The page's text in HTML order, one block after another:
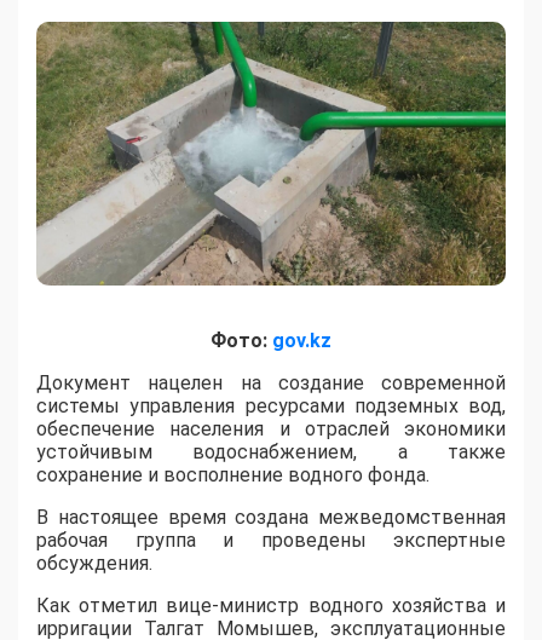
Фото: gov.kz
​Документ нацелен на создание современной
системы управления ресурсами подземных вод,
обеспечение населения и отраслей экономики
устойчивым водоснабжением, а также
сохранение и восполнение водного фонда.
В настоящее время создана межведомственная
рабочая группа и проведены экспертные
обсуждения.
Как отметил вице-министр водного хозяйства и
ирригации Талгат Момышев, эксплуатационные